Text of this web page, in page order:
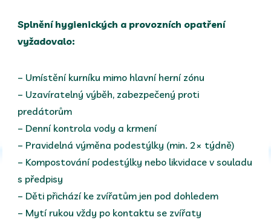
Splnění hygienických a provozních opatření
vyžadovalo:
– Umístění kurníku mimo hlavní herní zónu
– Uzavíratelný výběh, zabezpečený proti
predátorům
– Denní kontrola vody a krmení
– Pravidelná výměna podestýlky (min. 2× týdně)
– Kompostování podestýlky nebo likvidace v souladu
s předpisy
– Děti přichází ke zvířatům jen pod dohledem
– Mytí rukou vždy po kontaktu se zvířaty